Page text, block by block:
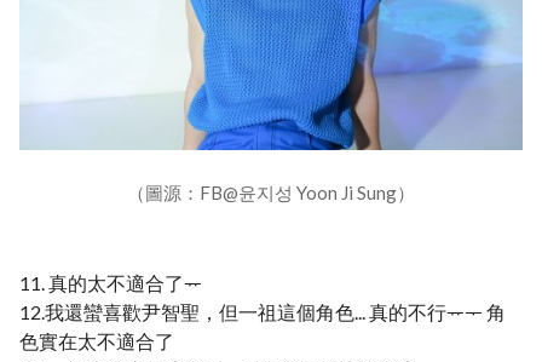
（圖源：FB@윤지성 Yoon Ji Sung）
11. 真的太不適合了ᅲ
12.我還蠻喜歡尹智聖，但一祖這個角色... 真的不行ᅲᅮ 角
色實在太不適合了